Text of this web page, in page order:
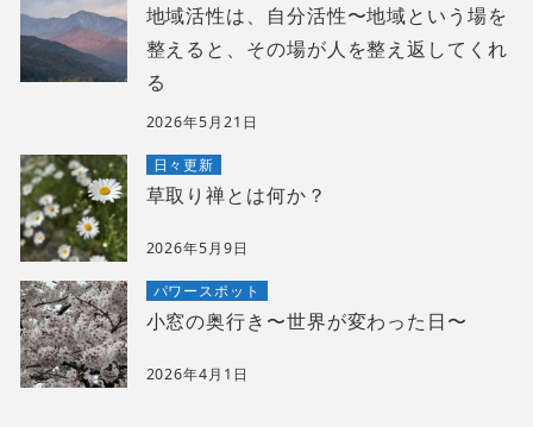
地域活性は、自分活性〜地域という場を
整えると、その場が人を整え返してくれ
る
2026年5月21日
日々更新
草取り禅とは何か？
2026年5月9日
パワースポット
小窓の奥行き〜世界が変わった日〜
2026年4月1日